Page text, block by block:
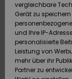
SURF
SNOW
DOPPELTER
RABATT
vergleichbare
Gerät zu
und Ihre IP-
personalisierte
Leistung von
mehr über ihr
Partner zu